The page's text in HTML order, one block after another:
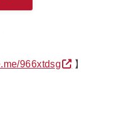
966xtdsg
】